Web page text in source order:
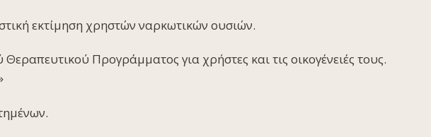
εκτίμηση χρηστών ναρκωτικών ουσιών.
Θεραπευτικού Προγράμματος για χρήστες και τις οικογένειές τους.